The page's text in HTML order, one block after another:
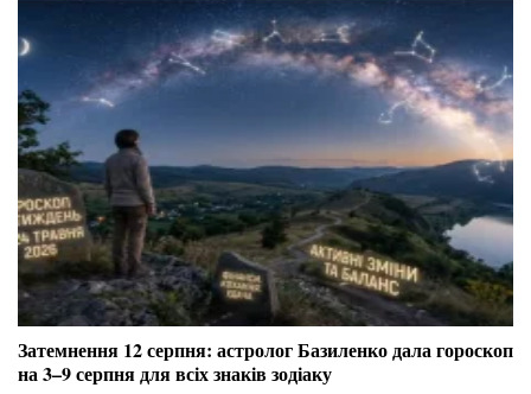
Затемнення 12 серпня: астролог Базиленко дала гороскоп
на 3–9 серпня для всіх знаків зодіаку